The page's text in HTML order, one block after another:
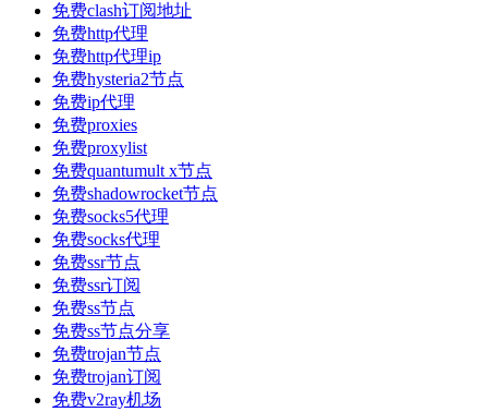
免费clash订阅地址
免费http代理
免费http代理ip
免费hysteria2节点
免费ip代理
免费proxies
免费proxylist
免费quantumult x节点
免费shadowrocket节点
免费socks5代理
免费socks代理
免费ssr节点
免费ssr订阅
免费ss节点
免费ss节点分享
免费trojan节点
免费trojan订阅
免费v2ray机场